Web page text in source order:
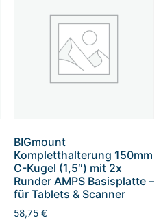
BIGmount
Kompletthalterung 150mm
C-Kugel (1,5″) mit 2x
Runder AMPS Basisplatte –
für Tablets & Scanner
58,75 €